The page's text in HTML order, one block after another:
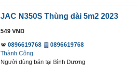
JAC N350S Thùng dài 5m2 2023
549 VND
0896619768
0896619768
Thành Công
Người dùng bán tại Bình Dương